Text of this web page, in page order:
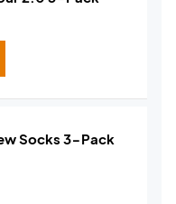
Socks 3-Pack